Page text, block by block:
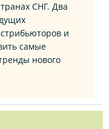
СНГ. Два
и
самые
нового